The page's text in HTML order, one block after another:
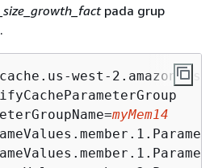
pada grup
.
west-
myMem14